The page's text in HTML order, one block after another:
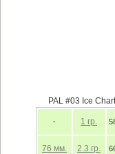
PAL #03 Ice
- 1 гр.
76 мм. 2.3 гр.